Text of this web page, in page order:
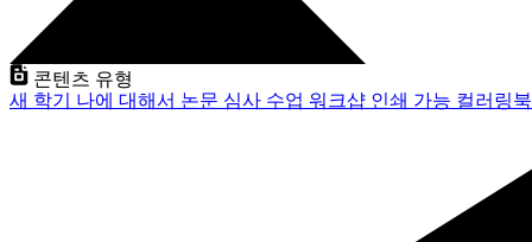
콘텐츠 유형
새 학기 나에 대해서 논문 심사 수업 워크샵 인쇄 가능 컬러링북